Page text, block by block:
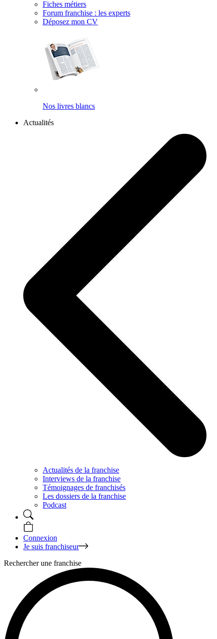
Fiches métiers
Forum franchise : les experts
Déposez mon CV
Nos livres blancs
Actualités
Actualités de la franchise
Interviews de la franchise
Témoignages de franchisés
Les dossiers de la franchise
Podcast
Connexion
Je suis franchiseur
Rechercher une franchise